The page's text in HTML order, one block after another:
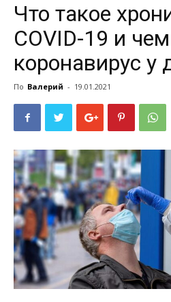
сам
Что такое
COVID-19 и
коронавирус у
По Валерий - 19.01.2021